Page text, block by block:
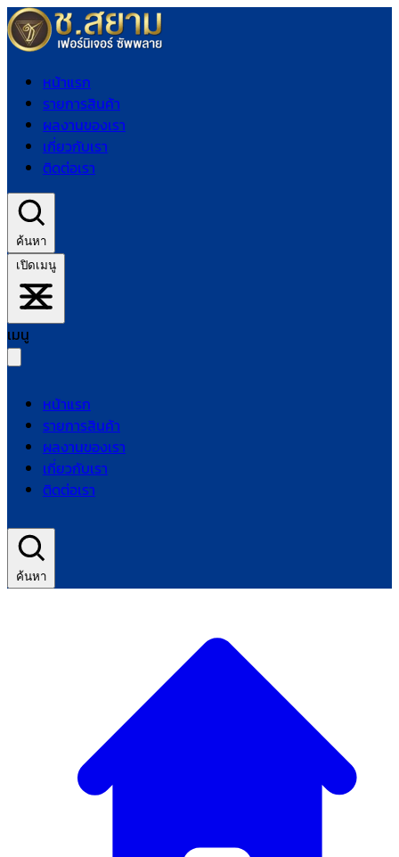
หน้าแรก
รายการสินค้า
ผลงานของเรา
เกี่ยวกับเรา
ติดต่อเรา
ค้นหา
เปิดเมนู
เมนู
หน้าแรก
รายการสินค้า
ผลงานของเรา
เกี่ยวกับเรา
ติดต่อเรา
ค้นหา